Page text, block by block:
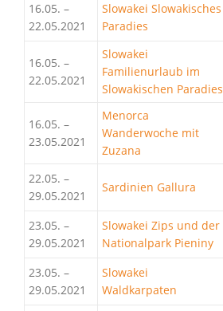
16.05. –
22.05.2021
Slowakei Slowakisches
Paradies
16.05. –
22.05.2021
Slowakei
Familienurlaub im
Slowakischen Paradies
16.05. –
23.05.2021
Menorca
Wanderwoche mit
Zuzana
22.05. –
29.05.2021
Sardinien Gallura
23.05. –
29.05.2021
Slowakei Zips und der
Nationalpark Pieniny
23.05. –
29.05.2021
Slowakei
Waldkarpaten